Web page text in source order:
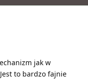
jak w
to bardzo fajnie